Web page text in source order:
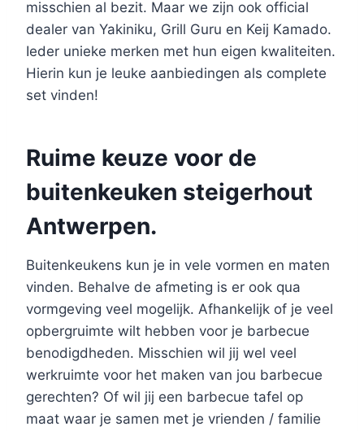
misschien al bezit. Maar we zijn ook official
dealer van Yakiniku, Grill Guru en Keij Kamado.
Ieder unieke merken met hun eigen kwaliteiten.
Hierin kun je leuke aanbiedingen als complete
set vinden!
Ruime keuze voor de
buitenkeuken steigerhout
Antwerpen.
Buitenkeukens kun je in vele vormen en maten
vinden. Behalve de afmeting is er ook qua
vormgeving veel mogelijk. Afhankelijk of je veel
opbergruimte wilt hebben voor je barbecue
benodigdheden. Misschien wil jij wel veel
werkruimte voor het maken van jou barbecue
gerechten? Of wil jij een barbecue tafel op
maat waar je samen met je vrienden / familie